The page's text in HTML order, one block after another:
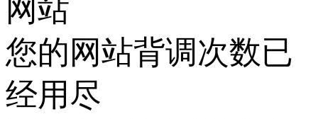
网站
您的网站背调次数已
经用尽